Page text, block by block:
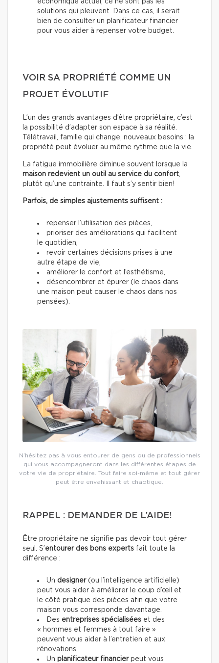
solutions qui pleuvent. Dans ce cas, il serait
bien de consulter un planificateur financier
pour vous aider à repenser votre budget.
VOIR SA PROPRIÉTÉ COMME UN
PROJET ÉVOLUTIF
L’un des grands avantages d’être propriétaire, c’est
la possibilité d’adapter son espace à sa réalité.
Télétravail, famille qui change, nouveaux besoins : la
propriété peut évoluer au même rythme que la vie.
La fatigue immobilière diminue souvent lorsque la
maison redevient un outil au service du confort
plutôt qu’une contrainte. Il faut s’y sentir bien!
Parfois, de simples ajustements suffisent :
repenser l’utilisation des pièces,
prioriser des améliorations qui facilitent
le quotidien,
revoir certaines décisions prises à une
autre étape de vie,
améliorer le confort et l’esthétisme,
désencombrer et épurer (le chaos dans
une maison peut causer le chaos dans nos
pensées).
N’hésitez pas à vous entourer de gens ou de professionnels
qui vous accompagneront dans les différentes étapes de
votre vie de propriétaire. Tout faire soi-même et tout gérer
peut être envahissant et chaotique.
RAPPEL : DEMANDER DE L’AIDE!
Être propriétaire ne signifie pas devoir tout gérer
seul. S’entourer des bons experts fait toute la
différence :
Un designer(ou l’intelligence artificielle)
peut vous aider à améliorer le coup d’œil et
le côté pratique des pièces afin que votre
maison vous corresponde davantage.
Des entreprises spécialisées et des
« hommes et femmes à tout faire »
peuvent vous aider à l’entretien et aux
rénovations.
Un planificateur financierpeut vous